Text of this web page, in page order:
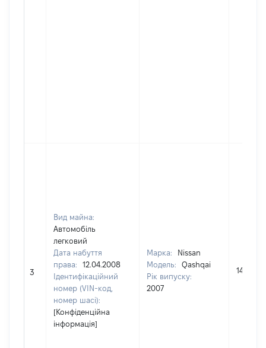
3
Вид майна:
Автомобіль
легковий
Дата набуття
права:
12.04.2008
Ідентифікаційний
номер (VIN-код,
номер шасі):
[Конфіденційна
інформація]
Марка:
Nissan
Модель:
Qashqai
Рік випуску:
2007
148420